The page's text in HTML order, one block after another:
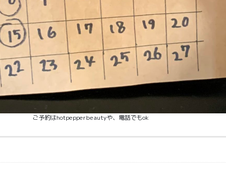
ご予約はhotpepperbeautyや、電話でもok